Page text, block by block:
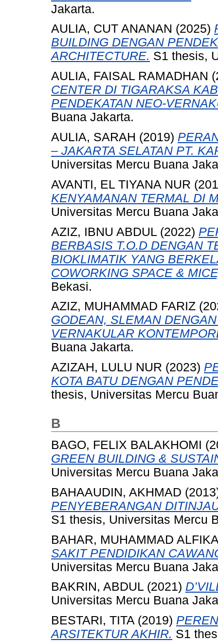
Jakarta.
AULIA, CUT ANANAN (2025)
BUILDING DENGAN
ARCHITECTURE. S1 thesis,
AULIA, FAISAL RAMADHAN
CENTER DI TIGARAKSA
PENDEKATAN NEO-
Buana Jakarta.
AULIA, SARAH (2019)
– JAKARTA SELATAN PT.
Universitas Mercu Buana
AVANTI, EL TIYANA NUR
KENYAMANAN TERMAL DI
Universitas Mercu Buana
AZIZ, IBNU ABDUL (2022)
BERBASIS T.O.D DENGAN
BIOKLIMATIK YANG
COWORKING SPACE &
Bekasi.
AZIZ, MUHAMMAD FARIZ
GODEAN, SLEMAN
VERNAKULAR
Buana Jakarta.
AZIZAH, LULU NUR (2023)
KOTA BATU DENGAN
thesis, Universitas Mercu
B
BAGO, FELIX BALAKHOMI
GREEN BUILDING &
Universitas Mercu Buana
BAHAAUDIN, AKHMAD
PENYEBERANGAN
S1 thesis, Universitas Mercu
BAHAR, MUHAMMAD
SAKIT PENDIDIKAN
Universitas Mercu Buana
BAKRIN, ABDUL (2021)
Universitas Mercu Buana
BESTARI, TITA (2019)
ARSITEKTUR AKHIR. S1